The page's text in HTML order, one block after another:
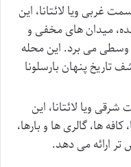
غربی ویا لائتانا، این
میدان های مخفی و
وسطی می برد. این محله
تاریخ پنهان بارسلونا
ویا لائتانا، این
ها، گالری ها و بارها،
ارائه می دهد.